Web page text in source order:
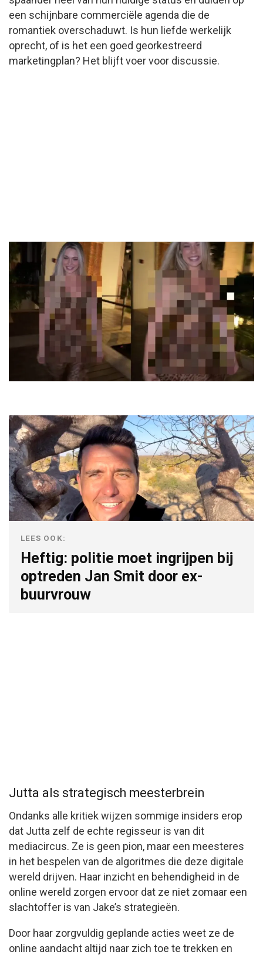
een schijnbare commerciële agenda die de
romantiek overschaduwt. Is hun liefde werkelijk
oprecht, of is het een goed georkestreerd
marketingplan? Het blijft voer voor discussie.
LEES OOK:
Heftig: politie moet ingrijpen bij
optreden Jan Smit door ex-
buurvrouw
Jutta als strategisch meesterbrein
Ondanks alle kritiek wijzen sommige insiders erop
dat Jutta zelf de echte regisseur is van dit
mediacircus. Ze is geen pion, maar een meesteres
in het bespelen van de algoritmes die deze digitale
wereld drijven. Haar inzicht en behendigheid in de
online wereld zorgen ervoor dat ze niet zomaar een
slachtoffer is van Jake’s strategieën.
Door haar zorgvuldig geplande acties weet ze de
online aandacht altijd naar zich toe te trekken en